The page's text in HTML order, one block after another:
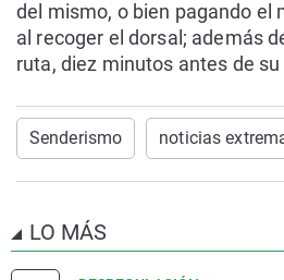
del mismo, o bien pagando el
al recoger el dorsal; además
ruta, diez minutos antes de
Senderismo noticias
LO MÁS